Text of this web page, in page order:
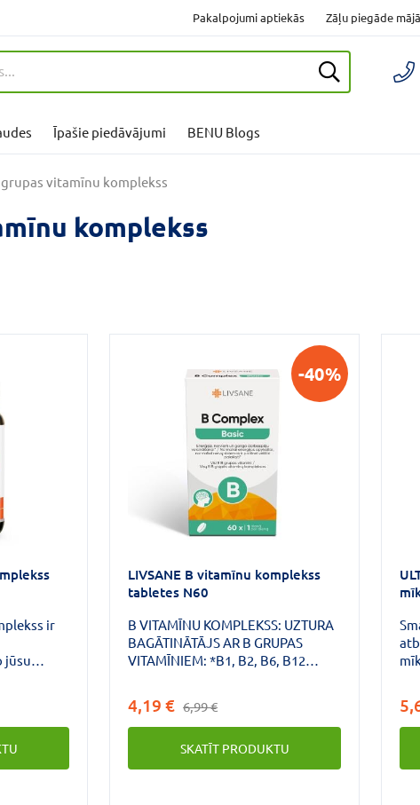
Pakalpojumi aptiekās Zāļu piegāde
Īpašie piedāvājumi BENU Blogs
grupas vitamīnu komplekss
komplekss
jūsu
lai
jūsu
-40%
LIVSANE B vitamīnu komplekss
tabletes N60
B VITAMĪNU KOMPLEKSS: UZTURA
BAGĀTINĀTĀJS AR B GRUPAS
VITAMĪNIEM: *B1, B2, B6, B12
ieguves vielmaiņu un veicina
normālu nervu sistēmas
darbību. Folāti veicina normālas
psiholoģiskās funkcijas un
4,19 € 6,99 €
SKATĪT PRODUKTU